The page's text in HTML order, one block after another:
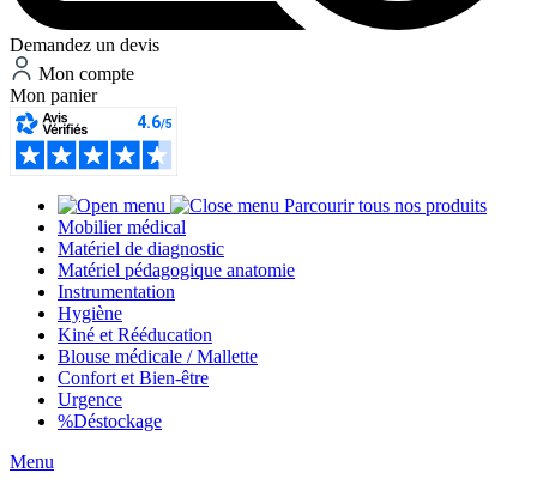
Demandez un devis
Mon compte
Mon panier
Parcourir tous nos produits
Mobilier médical
Matériel de diagnostic
Matériel pédagogique anatomie
Instrumentation
Hygiène
Kiné et Rééducation
Blouse médicale / Mallette
Confort et Bien-être
Urgence
%Déstockage
Menu